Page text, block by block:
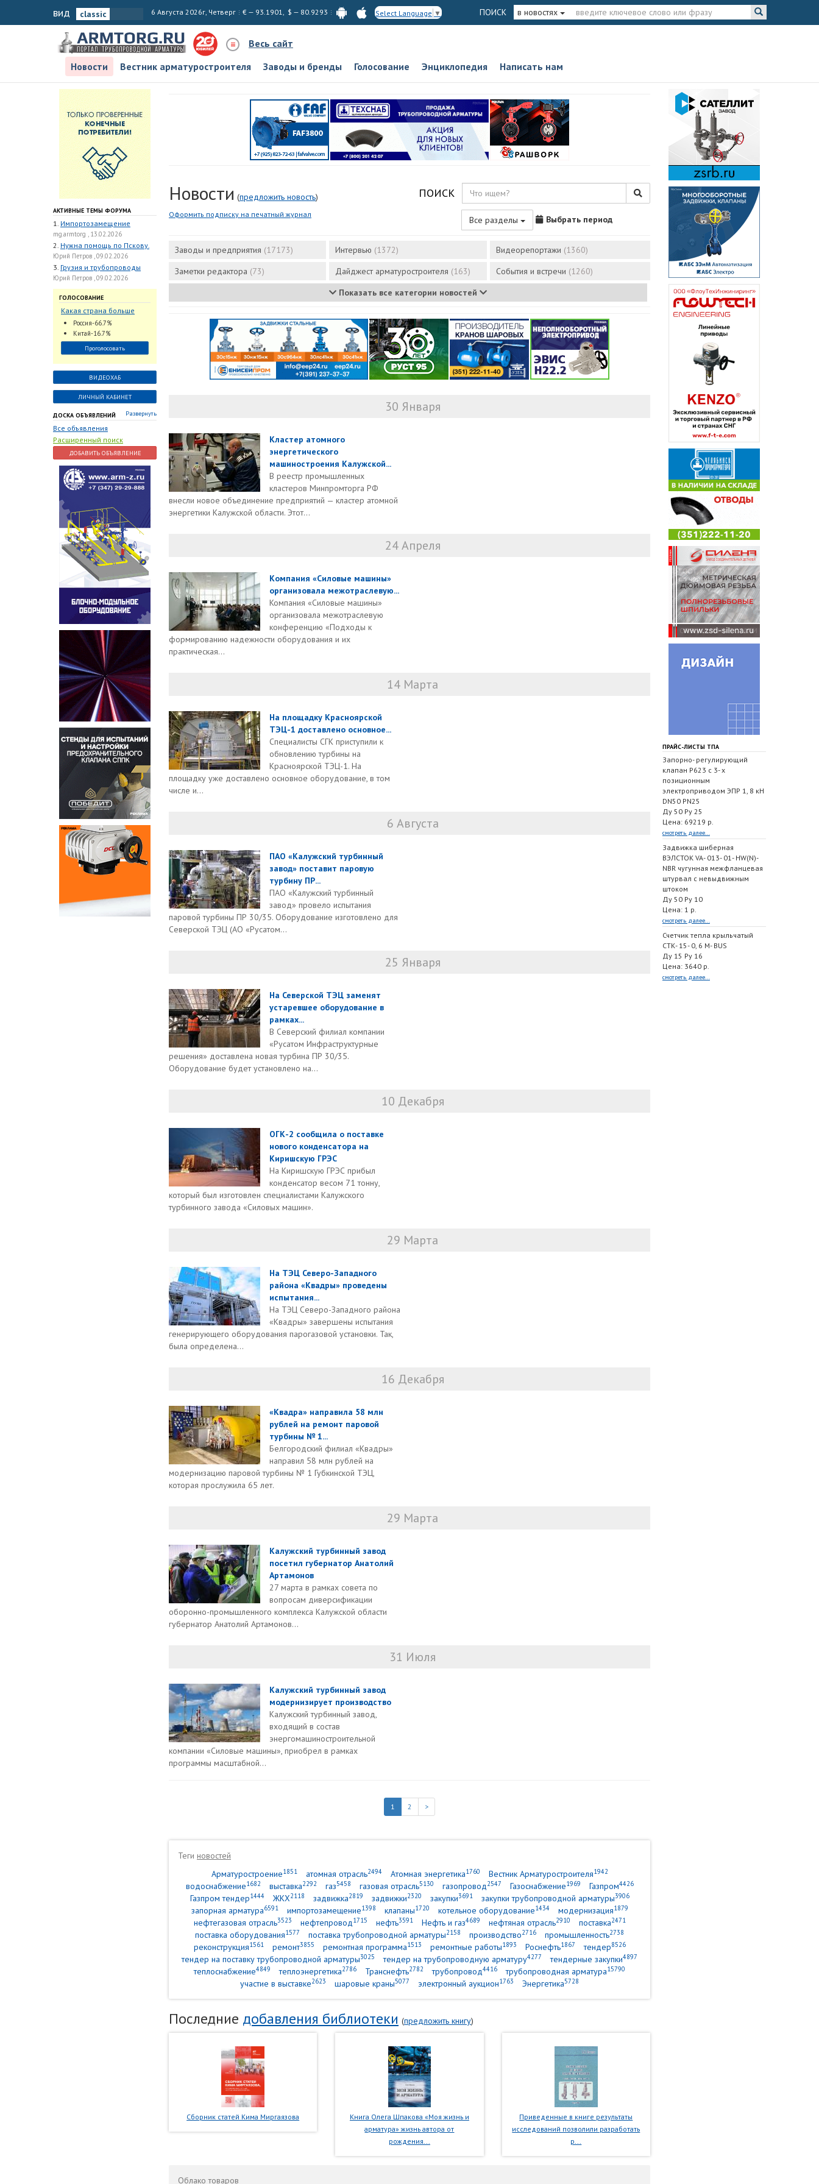
вид 6 Августа 2026г, Четверг € — 93.1901, $ — 80.9293 Select Language ▼ ПОИСК в новостях
Весь сайт
Новости
Вестник арматуростроителя Заводы и бренды Голосование Энциклопедия Написать нам
АКТИВНЫЕ ТЕМЫ ФОРУМА
1. Импортозамещение
mg.armtorg , 13.02.2026
2. Нужна помощь по Пскову.
Юрий Петров , 09.02.2026
3. Грузия и трубопроводы
Юрий Петров , 09.02.2026
ГОЛОСОВАНИЕ
Какая страна больше
всего поставляет
трубопроводную
арматуру в химическую
отрасль?
Россия-66.7%
Китай-16.7%
Проголосовать
ВИДЕОХАБ
ЛИЧНЫЙ КАБИНЕТ
ДОСКА ОБЪЯВЛЕНИЙ Развернуть
Все объявления
Расширенный поиск
ДОБАВИТЬ ОБЪЯВЛЕНИЕ
Новости (предложить новость)
Оформить подписку на печатный журнал
ПОИСК
Все разделы Выбрать период
Заводы и предприятия (17173) Интервью (1372) Видеорепортажи (1360)
Заметки редактора (73) Дайджест арматуростроителя (163) События и встречи (1260)
Показать все категории новостей
30 Января
Кластер атомного
энергетического
машиностроения Калужской...
В реестр промышленных
кластеров Минпромторга РФ
внесли новое объединение предприятий — кластер атомной
энергетики Калужской области. Этот...
24 Апреля
Компания «Силовые машины»
организовала межотраслевую...
Компания «Силовые машины»
организовала межотраслевую
конференцию «Подходы к
формированию надежности оборудования и их
практическая...
14 Марта
На площадку Красноярской
ТЭЦ-1 доставлено основное...
Специалисты СГК приступили к
обновлению турбины на
Красноярской ТЭЦ-1. На
площадку уже доставлено основное оборудование, в том
числе и...
6 Августа
ПАО «Калужский турбинный
завод» поставит паровую
турбину ПР...
ПАО «Калужский турбинный
завод» провело испытания
паровой турбины ПР 30/35. Оборудование изготовлено для
Северской ТЭЦ (АО «Русатом...
25 Января
На Северской ТЭЦ заменят
устаревшее оборудование в
рамках...
В Северский филиал компании
«Русатом Инфраструктурные
решения» доставлена новая турбина ПР 30/35.
Оборудование будет установлено на...
10 Декабря
ОГК-2 сообщила о поставке
нового конденсатора на
Киришскую ГРЭС
На Киришскую ГРЭС прибыл
конденсатор весом 71 тонну,
который был изготовлен специалистами Калужского
турбинного завода «Силовых машин».
29 Марта
На ТЭЦ Северо-Западного
района «Квадры» проведены
испытания...
На ТЭЦ Северо-Западного района
«Квадры» завершены испытания
генерирующего оборудования парогазовой установки. Так,
была определена...
16 Декабря
«Квадра» направила 58 млн
рублей на ремонт паровой
турбины № 1...
Белгородский филиал «Квадры»
направил 58 млн рублей на
модернизацию паровой турбины № 1 Губкинской ТЭЦ,
которая прослужила 65 лет.
29 Марта
Калужский турбинный завод
посетил губернатор Анатолий
Артамонов
27 марта в рамках совета по
вопросам диверсификации
оборонно-промышленного комплекса Калужской области
губернатор Анатолий Артамонов...
31 Июля
Калужский турбинный завод
модернизирует производство
Калужский турбинный завод,
входящий в состав
энергомашиностроительной
компании «Силовые машины», приобрел в рамках
программы масштабной...
1 2 >
Теги новостей
Арматуростроение1851 атомная отрасль2494 Атомная энергетика1760 Вестник Арматуростроителя1942
водоснабжение1682 выставка2292 газ5458 газовая отрасль5130 газопровод2547 Газоснабжение1969 Газпром4426
Газпром тендер1444 ЖКХ2118 задвижка2819 задвижки2320 закупки3691 закупки трубопроводной арматуры3906
запорная арматура6591 импортозамещение1398 клапаны1720 котельное оборудование1434 модернизация1879
нефтегазовая отрасль3523 нефтепровод1715 нефть3591 Нефть и газ4689 нефтяная отрасль2910 поставка2471
поставка оборудования1577 поставка трубопроводной арматуры2158 производство2716 промышленность2738
реконструкция1561 ремонт3855 ремонтная программа1513 ремонтные работы1893 Роснефть1867 тендер8526
тендер на поставку трубопроводной арматуры3025 тендер на трубопроводную арматуру4277 тендерные закупки4897
теплоснабжение4849 теплоэнергетика2786 Транснефть2782 трубопровод4416 трубопроводная арматура15790
участие в выставке2623 шаровые краны5077 электронный аукцион1763 Энергетика5728
Последние добавления библиотеки (предложить книгу)
Сборник статей Кима Миргаязова
Книга Олега Шпакова «Моя жизнь и
арматура» жизнь автора от
рождения...
Приведенные в книге результаты
исследований позволили разработать
р...
Облакотоваров
ПРАЙС-ЛИСТЫ ТПА
Запорно- регулирующий
клапан Р623 с 3- х
позиционным
электроприводом ЭПР 1, 8 кН
DN50 PN25
Ду 50 Ру 25
Цена: 69219 р.
смотреть далее...
Задвижка шиберная
ВЭЛСТОК VA- 013- 01- HW(N)-
NBR чугунная межфланцевая
штурвал с невыдвижным
штоком
Ду 50 Ру 10
Цена: 1 р.
смотреть далее...
Счетчик тепла крыльчатый
СТК- 15- 0, 6 M- BUS
Ду 15 Ру 16
Цена: 3640 р.
смотреть далее...